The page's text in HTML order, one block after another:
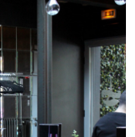
un Restaurant Val de
service reste un point
proximité des
Restaurant Val de Marne.
déjeuner facilite les
accueillant est idéal
Val de Marne constitue
autour d’un repas. Un
facilement lorsqu’il reste
donnent du